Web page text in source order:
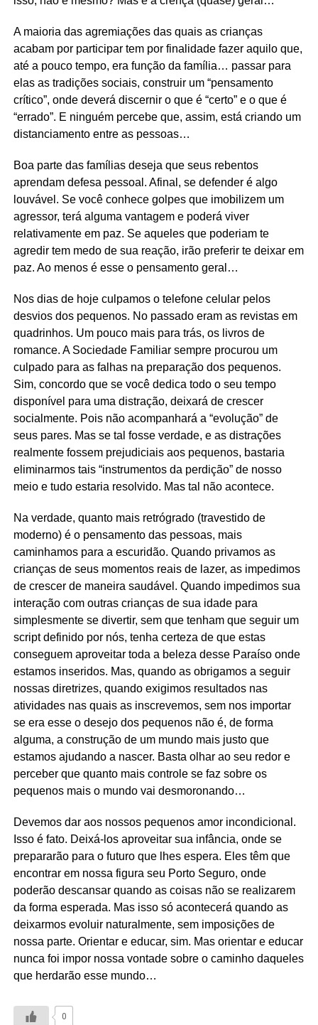
A maioria das agremiações das quais as crianças
acabam por participar tem por finalidade fazer aquilo que,
até a pouco tempo, era função da família… passar para
elas as tradições sociais, construir um “pensamento
crítico”, onde deverá discernir o que é “certo” e o que é
“errado”. E ninguém percebe que, assim, está criando um
distanciamento entre as pessoas…
Boa parte das famílias deseja que seus rebentos
aprendam defesa pessoal. Afinal, se defender é algo
louvável. Se você conhece golpes que imobilizem um
agressor, terá alguma vantagem e poderá viver
relativamente em paz. Se aqueles que poderiam te
agredir tem medo de sua reação, irão preferir te deixar em
paz. Ao menos é esse o pensamento geral…
Nos dias de hoje culpamos o telefone celular pelos
desvios dos pequenos. No passado eram as revistas em
quadrinhos. Um pouco mais para trás, os livros de
romance. A Sociedade Familiar sempre procurou um
culpado para as falhas na preparação dos pequenos.
Sim, concordo que se você dedica todo o seu tempo
disponível para uma distração, deixará de crescer
socialmente. Pois não acompanhará a “evolução” de
seus pares. Mas se tal fosse verdade, e as distrações
realmente fossem prejudiciais aos pequenos, bastaria
eliminarmos tais “instrumentos da perdição” de nosso
meio e tudo estaria resolvido. Mas tal não acontece.
Na verdade, quanto mais retrógrado (travestido de
moderno) é o pensamento das pessoas, mais
caminhamos para a escuridão. Quando privamos as
crianças de seus momentos reais de lazer, as impedimos
de crescer de maneira saudável. Quando impedimos sua
interação com outras crianças de sua idade para
simplesmente se divertir, sem que tenham que seguir um
script definido por nós, tenha certeza de que estas
conseguem aproveitar toda a beleza desse Paraíso onde
estamos inseridos. Mas, quando as obrigamos a seguir
nossas diretrizes, quando exigimos resultados nas
atividades nas quais as inscrevemos, sem nos importar
se era esse o desejo dos pequenos não é, de forma
alguma, a construção de um mundo mais justo que
estamos ajudando a nascer. Basta olhar ao seu redor e
perceber que quanto mais controle se faz sobre os
pequenos mais o mundo vai desmoronando…
Devemos dar aos nossos pequenos amor incondicional.
Isso é fato. Deixá-los aproveitar sua infância, onde se
prepararão para o futuro que lhes espera. Eles têm que
encontrar em nossa figura seu Porto Seguro, onde
poderão descansar quando as coisas não se realizarem
da forma esperada. Mas isso só acontecerá quando as
deixarmos evoluir naturalmente, sem imposições de
nossa parte. Orientar e educar, sim. Mas orientar e educar
nunca foi impor nossa vontade sobre o caminho daqueles
que herdarão esse mundo…
0